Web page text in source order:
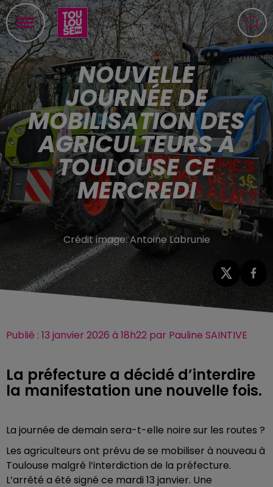
NOUVELLE
JOURNÉE DE
MOBILISATION DES
AGRICULTEURS À
TOULOUSE CE
MERCREDI
Crédit image:Antoine Labrunie
Publié : 13 janvier 2026 à 18h22 par Pauline SAINTIVE
La préfecture a décidé d’interdire
la manifestation une nouvelle fois.
La journée de demain sera-t-elle noire sur les routes ?
Les agriculteurs ont prévu de se mobiliser à nouveau à
Toulouse malgré l’interdiction de la préfecture.
L’arrêté a été signé ce mardi 13 janvier. Une